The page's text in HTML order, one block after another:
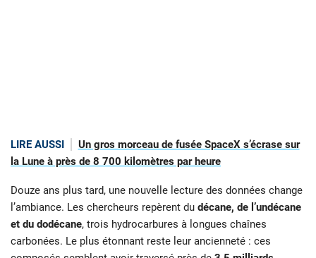
LIRE AUSSI
Un gros morceau de fusée SpaceX s’écrase sur
la Lune à près de 8 700 kilomètres par heure
Douze ans plus tard, une nouvelle lecture des données change
l’ambiance. Les chercheurs repèrent du décane, de l’undécane
et du dodécane, trois hydrocarbures à longues chaînes
carbonées. Le plus étonnant reste leur ancienneté : ces